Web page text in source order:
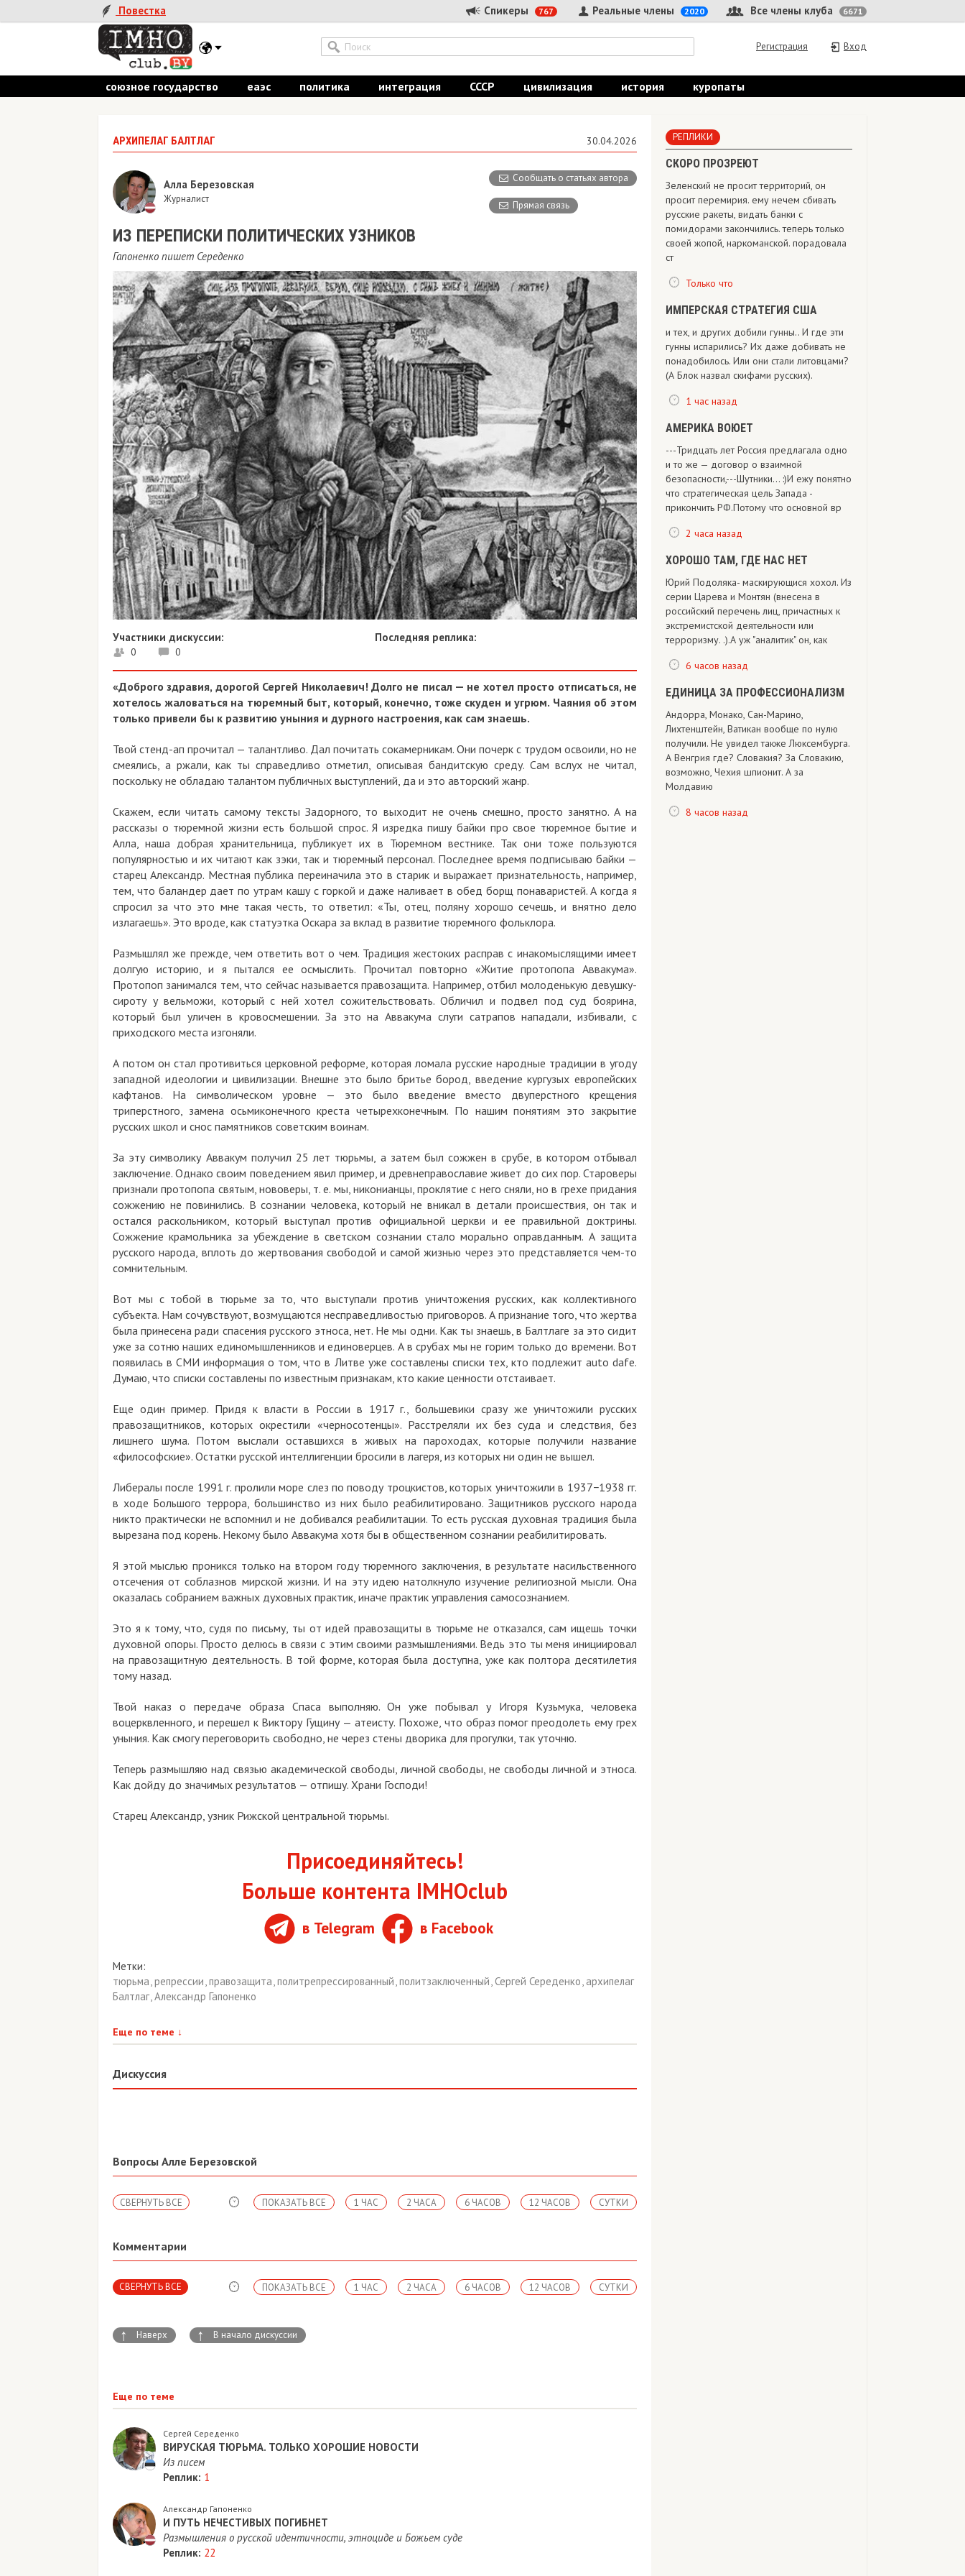
Повестка Спикеры 767 Все члены клуба 6671
Реальные члены 2020
Вход
Регистрация
союзное государство еаэс политика интеграция СССР цивилизация история куропаты
АРХИПЕЛАГ БАЛТЛАГ 30.04.2026
Сообщать о статьях автора
Прямая связь
Алла Березовская
Журналист
ИЗ ПЕРЕПИСКИ ПОЛИТИЧЕСКИХ УЗНИКОВ
Гапоненко пишет Середенко
Участники дискуссии:
0 0
Последняя реплика:
«Доброго здравия, дорогой Сергей Николаевич! Долго не писал — не хотел просто отписаться, не
хотелось жаловаться на тюремный быт, который, конечно, тоже скуден и угрюм. Чаяния об этом
только привели бы к развитию уныния и дурного настроения, как сам знаешь.
Твой стенд-ап прочитал — талантливо. Дал почитать сокамерникам. Они почерк с трудом освоили, но не
смеялись, а ржали, как ты справедливо отметил, описывая бандитскую среду. Сам вслух не читал,
поскольку не обладаю талантом публичных выступлений, да и это авторский жанр.
Скажем, если читать самому тексты Задорного, то выходит не очень смешно, просто занятно. А на
рассказы о тюремной жизни есть большой спрос. Я изредка пишу байки про свое тюремное бытие и
Алла, наша добрая хранительница, публикует их в Тюремном вестнике. Так они тоже пользуются
популярностью и их читают как зэки, так и тюремный персонал. Последнее время подписываю байки —
старец Александр. Местная публика переиначила это в старик и выражает признательность, например,
тем, что баландер дает по утрам кашу с горкой и даже наливает в обед борщ понаваристей. А когда я
спросил за что это мне такая честь, то ответил: «Ты, отец, поляну хорошо сечешь, и внятно дело
излагаешь». Это вроде, как статуэтка Оскара за вклад в развитие тюремного фольклора.
Размышлял же прежде, чем ответить вот о чем. Традиция жестоких расправ с инакомыслящими имеет
долгую историю, и я пытался ее осмыслить. Прочитал повторно «Житие протопопа Аввакума».
Протопоп занимался тем, что сейчас называется правозащита. Например, отбил молоденькую девушку-
сироту у вельможи, который с ней хотел сожительствовать. Обличил и подвел под суд боярина,
который был уличен в кровосмешении. За это на Аввакума слуги сатрапов нападали, избивали, с
приходского места изгоняли.
А потом он стал противиться церковной реформе, которая ломала русские народные традиции в угоду
западной идеологии и цивилизации. Внешне это было бритье бород, введение кургузых европейских
кафтанов. На символическом уровне — это было введение вместо двуперстного крещения
триперстного, замена осьмиконечного креста четырехконечным. По нашим понятиям это закрытие
русских школ и снос памятников советским воинам.
За эту символику Аввакум получил 25 лет тюрьмы, а затем был сожжен в срубе, в котором отбывал
заключение. Однако своим поведением явил пример, и древнеправославие живет до сих пор. Староверы
признали протопопа святым, нововеры, т. е. мы, никонианцы, проклятие с него сняли, но в грехе придания
сожжению не повинились. В сознании человека, который не вникал в детали происшествия, он так и
остался раскольником, который выступал против официальной церкви и ее правильной доктрины.
Сожжение крамольника за убеждение в светском сознании стало морально оправданным. А защита
русского народа, вплоть до жертвования свободой и самой жизнью через это представляется чем-то
сомнительным.
Вот мы с тобой в тюрьме за то, что выступали против уничтожения русских, как коллективного
субъекта. Нам сочувствуют, возмущаются несправедливостью приговоров. А признание того, что жертва
была принесена ради спасения русского этноса, нет. Не мы одни. Как ты знаешь, в Балтлаге за это сидит
уже за сотню наших единомышленников и единоверцев. А в срубах мы не горим только до времени. Вот
появилась в СМИ информация о том, что в Литве уже составлены списки тех, кто подлежит auto dafe.
Думаю, что списки составлены по известным признакам, кто какие ценности отстаивает.
Еще один пример. Придя к власти в России в 1917 г., большевики сразу же уничтожили русских
правозащитников, которых окрестили «черносотенцы». Расстреляли их без суда и следствия, без
лишнего шума. Потом выслали оставшихся в живых на пароходах, которые получили название
«философские». Остатки русской интеллигенции бросили в лагеря, из которых ни один не вышел.
Либералы после 1991 г. пролили море слез по поводу троцкистов, которых уничтожили в 1937−1938 гг.
в ходе Большого террора, большинство из них было реабилитировано. Защитников русского народа
никто практически не вспомнил и не добивался реабилитации. То есть русская духовная традиция была
вырезана под корень. Некому было Аввакума хотя бы в общественном сознании реабилитировать.
Я этой мыслью проникся только на втором году тюремного заключения, в результате насильственного
отсечения от соблазнов мирской жизни. И на эту идею натолкнуло изучение религиозной мысли. Она
оказалась собранием важных духовных практик, иначе практик управления самосознанием.
Это я к тому, что, судя по письму, ты от идей правозащиты в тюрьме не отказался, сам ищешь точки
духовной опоры. Просто делюсь в связи с этим своими размышлениями. Ведь это ты меня инициировал
на правозащитную деятельность. В той форме, которая была доступна, уже как полтора десятилетия
тому назад.
Твой наказ о передаче образа Спаса выполняю. Он уже побывал у Игоря Кузьмука, человека
воцерквленного, и перешел к Виктору Гущину — атеисту. Похоже, что образ помог преодолеть ему грех
уныния. Как смогу переговорить свободно, не через стены дворика для прогулки, так уточню.
Теперь размышляю над связью академической свободы, личной свободы, не свободы личной и этноса.
Как дойду до значимых результатов — отпишу. Храни Господи!
Старец Александр, узник Рижской центральной тюрьмы.
Присоединяйтесь!
Больше контента IMHOclub
в Telegram в Facebook
Метки:
тюрьма,репрессии,правозащита,политрепрессированный,политзаключенный,Сергей Середенко, архипелаг
Балтлаг,Александр Гапоненко
Еще по теме ↓
Дискуссия
Вопросы Алле Березовской
СВЕРНУТЬ ВСЕ СУТКИ
12 ЧАСОВ
6 ЧАСОВ
2 ЧАСА
1 ЧАС
ПОКАЗАТЬ ВСЕ
Комментарии
СВЕРНУТЬ ВСЕ СУТКИ
12 ЧАСОВ
6 ЧАСОВ
2 ЧАСА
1 ЧАС
ПОКАЗАТЬ ВСЕ
↑ Наверх ↑ В начало дискуссии
Еще по теме
Сергей Середенко
ВИРУСКАЯ ТЮРЬМА. ТОЛЬКО ХОРОШИЕ НОВОСТИ
Из писем
Реплик: 1
Александр Гапоненко
И ПУТЬ НЕЧЕСТИВЫХ ПОГИБНЕТ
Размышления о русской идентичности, этноциде и Божьем суде
Реплик: 22
РЕПЛИКИ
СКОРО ПРОЗРЕЮТ
Зеленский не просит территорий, он
просит перемирия. ему нечем сбивать
русские ракеты, видать банки с
помидорами закончились. теперь только
своей жопой, наркоманской. порадовала
ст
Только что
ИМПЕРСКАЯ СТРАТЕГИЯ США
и тех, и других добили гунны.. И где эти
гунны испарились? Их даже добивать не
понадобилось. Или они стали литовцами?
(А Блок назвал скифами русских).
1 час назад
АМЕРИКА ВОЮЕТ
---Тридцать лет Россия предлагала одно
и то же — договор о взаимной
безопасности,---Шутники... :)И ежу понятно
что стратегическая цель Запада -
прикончить РФ.Потому что основной вр
2 часа назад
ХОРОШО ТАМ, ГДЕ НАС НЕТ
Юрий Подоляка- маскирующися хохол. Из
серии Царева и Монтян (внесена в
российский перечень лиц, причастных к
экстремистской деятельности или
терроризму. .).А уж "аналитик" он, как
6 часов назад
ЕДИНИЦА ЗА ПРОФЕССИОНАЛИЗМ
Андорра, Монако, Сан-Марино,
Лихтенштейн, Ватикан вообще по нулю
получили. Не увидел также Люксембурга.
А Венгрия где? Словакия? За Словакию,
возможно, Чехия шпионит. А за
Молдавию
8 часов назад